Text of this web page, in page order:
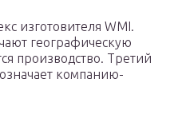
изготовителя WMI.
географическую
производство. Третий
компанию-